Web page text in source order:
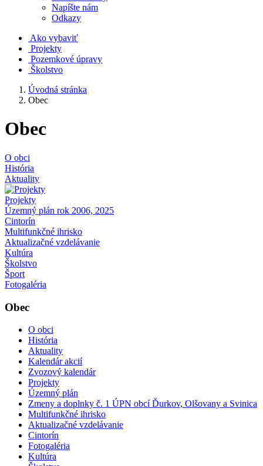
Napíšte nám
Odkazy
Ako vybaviť
Projekty
Pozemkové úpravy
Školstvo
Úvodná stránka
Obec
Obec
O obci
História
Aktuality
Projekty
Územný plán rok 2006, 2025
Cintorín
Multifunkčné ihrisko
Aktualizačné vzdelávanie
Kultúra
Školstvo
Šport
Fotogaléria
Obec
O obci
História
Aktuality
Kalendár akcií
Zvozový kalendár
Projekty
Územný plán
Zmeny a doplnky č. 1 ÚPN obcí Ďurkov, Olšovany a Svinica
Multifunkčné ihrisko
Aktualizačné vzdelávanie
Cintorín
Fotogaléria
Kultúra